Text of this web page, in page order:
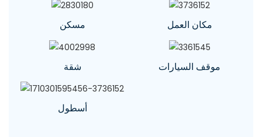
مسكن مكان العمل
شقة موقف السيارات
أسطول